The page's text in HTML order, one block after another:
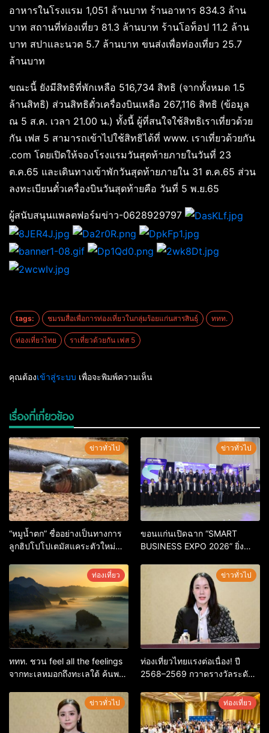
อาหารในโรงแรม 1,051 ล้านบาท ร้านอาหาร 834.3 ล้าน
บาท สถานที่ท่องเที่ยว 81.3 ล้านบาท ร้านโอท็อป 11.2 ล้าน
บาท สปาและนวด 5.7 ล้านบาท ขนส่งเพื่อท่องเที่ยว 25.7
ล้านบาท
ขณะนี้ ยังมีสิทธิที่พักเหลือ 516,734 สิทธิ (จากทั้งหมด 1.5
ล้านสิทธิ) ส่วนสิทธิตั๋วเครื่องบินเหลือ 267,116 สิทธิ (ข้อมูล
ณ 5 ส.ค. เวลา 21.00 น.) ทั้งนี้ ผู้ที่สนใจใช้สิทธิเราเที่ยวด้วย
กัน เฟส 5 สามารถเข้าไปใช้สิทธิได้ที่ www. เราเที่ยวด้วยกัน
.com โดยเปิดให้จองโรงแรมวันสุดท้ายภายในวันที่ 23
ต.ค.65 และเดินทางเข้าพักวันสุดท้ายภายใน 31 ต.ค.65 ส่วน
ลงทะเบียนตั๋วเครื่องบินวันสุดท้ายคือ วันที่ 5 พ.ย.65
ผู้สนับสนุนแพลตฟอร์มข่าว-0628929797
tags: ชมรมสื่อเพื่อการท่องเที่ยวในกลุ่มร้อยแก่นสารสินธุ์ ททท.
ท่องเที่ยวไทย ราเที่ยวด้วยกัน เฟส 5
คุณต้องเข้าสู่ระบบ เพื่อจะพิมพ์ความเห็น
เรื่องที่เกี่ยวข้อง
ข่าวทั่วไป
“หมูน้ำตก” ชื่ออย่างเป็นทางการ
ลูกฮิปโปโปเตมัสแคระตัวใหม่
กิจกรรมร่วมโหวตชนะกว่า
10,000 คะแนน
ข่าวทั่วไป
ขอนแก่นเปิดฉาก “SMART
BUSINESS EXPO 2026” ยิ่ง
ระดับเศรษฐกิจดิจิทัลอีสาน
ท่องเที่ยว
ททท. ชวน feel all the feelings
จากทะเลหมอกถึงทะเลใต้ ค้นพบ
ข่าวทั่วไป
ท่องเที่ยวไทยแรงต่อเนื่อง! ปี
2568–2569 กวาดรางวัลระดับ
จุดหมายปลายทางนักท่องเที่ยว
จากทั่วโลก
ข่าวทั่วไป ท่องเที่ยว